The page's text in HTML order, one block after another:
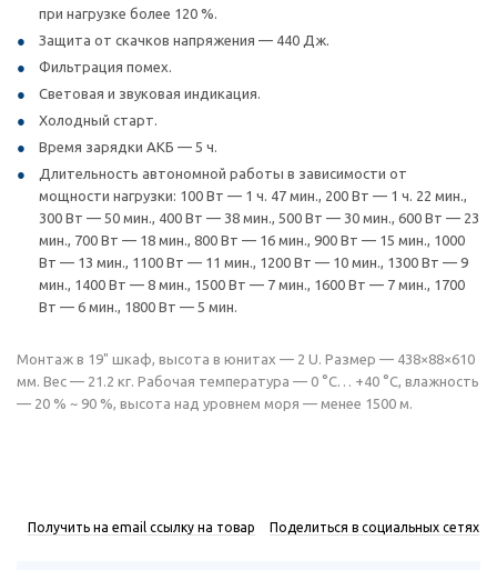
при нагрузке более 120 %.
Защита от скачков напряжения — 440 Дж.
Фильтрация помех.
Световая и звуковая индикация.
Холодный старт.
Время зарядки АКБ — 5 ч.
Длительность автономной работы в зависимости от
мощности нагрузки: 100 Вт — 1 ч. 47 мин., 200 Вт — 1 ч. 22 мин.,
300 Вт — 50 мин., 400 Вт — 38 мин., 500 Вт — 30 мин., 600 Вт — 23
мин., 700 Вт — 18 мин., 800 Вт — 16 мин., 900 Вт — 15 мин., 1000
Вт — 13 мин., 1100 Вт — 11 мин., 1200 Вт — 10 мин., 1300 Вт — 9
мин., 1400 Вт — 8 мин., 1500 Вт — 7 мин., 1600 Вт — 7 мин., 1700
Вт — 6 мин., 1800 Вт — 5 мин.
Монтаж в 19" шкаф, высота в юнитах — 2 U. Размер — 438×88×610
мм. Вес — 21.2 кг. Рабочая температура — 0 °С… +40 °С, влажность
— 20 % ~ 90 %, высота над уровнем моря — менее 1500 м.
Получить на email ссылку на товар Поделиться в социальных сетях